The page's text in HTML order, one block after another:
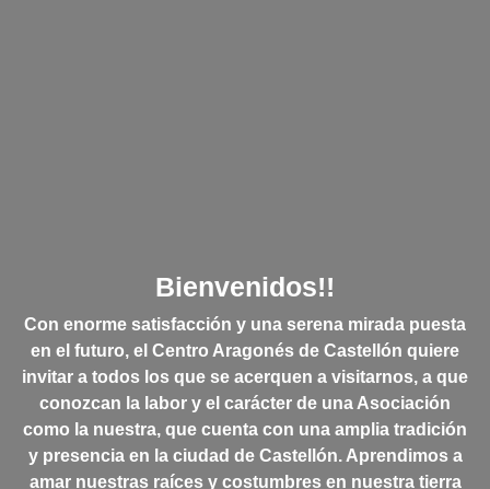
Bienvenidos!!
Con enorme satisfacción y una serena mirada puesta
en el futuro, el Centro Aragonés de Castellón quiere
invitar a todos los que se acerquen a visitarnos, a que
conozcan la labor y el carácter de una Asociación
como la nuestra, que cuenta con una amplia tradición
y presencia en la ciudad de Castellón. Aprendimos a
amar nuestras raíces y costumbres en nuestra tierra